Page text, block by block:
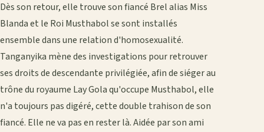
Dès son retour, elle trouve son fiancé Brel alias Miss
Blanda et le Roi Musthabol se sont installés
ensemble dans une relation d'homosexualité.
Tanganyika mène des investigations pour retrouver
ses droits de descendante privilégiée, afin de siéger au
trône du royaume Lay Gola qu'occupe Musthabol, elle
n'a toujours pas digéré, cette double trahison de son
fiancé. Elle ne va pas en rester là. Aidée par son ami